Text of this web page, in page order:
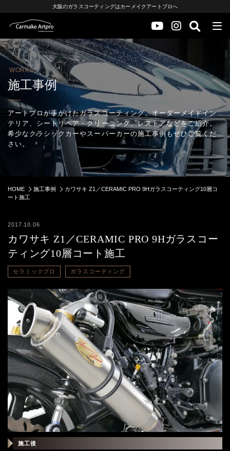
大阪のガラスコーティングはカーメイクアートプロへ
WORKS
施工事例
アートプロが手がけたガラスコーティング、オーダーメイドイン
テリア、シートリペア・クリーニング、レストアなどをご紹介。
希少なクラシックカーやスーパーカーの施工事例もぜひご覧くだ
さい。
HOME 施工事例
カワサキ Z1／CERAMIC PRO 9Hガラスコーティング10層コ
ート施工
2017.10.06
カワサキ Z1／CERAMIC PRO 9Hガラスコー
ティング10層コート施工
セラミックプロ ガラスコーティング
施
工
施工後